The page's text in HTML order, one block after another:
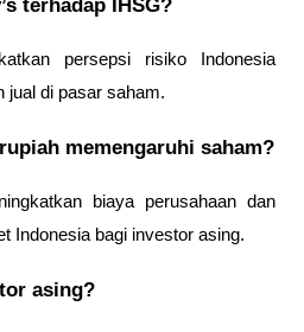
persepsi risiko Indonesia
jual di pasar saham.
memengaruhi saham?
biaya perusahaan dan
Indonesia bagi investor asing.
asing?